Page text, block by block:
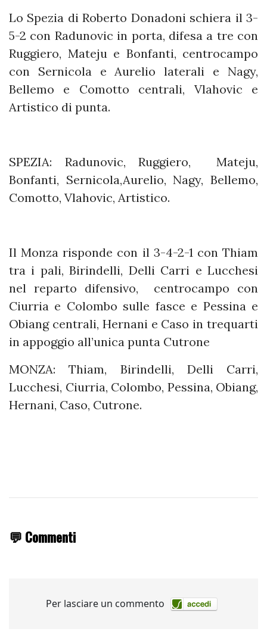
Lo Spezia di Roberto Donadoni schiera il 3-
5-2 con Radunovic in porta, difesa a tre con
Ruggiero, Mateju e Bonfanti, centrocampo
con Sernicola e Aurelio laterali e Nagy,
Bellemo e Comotto centrali, Vlahovic e
Artistico di punta.
SPEZIA: Radunovic, Ruggiero, Mateju,
Bonfanti, Sernicola,Aurelio, Nagy, Bellemo,
Comotto, Vlahovic, Artistico.
Il Monza risponde con il 3-4-2-1 con Thiam
tra i pali, Birindelli, Delli Carri e Lucchesi
nel reparto difensivo, centrocampo con
Ciurria e Colombo sulle fasce e Pessina e
Obiang centrali, Hernani e Caso in trequarti
in appoggio all’unica punta Cutrone
MONZA: Thiam, Birindelli, Delli Carri,
Lucchesi, Ciurria, Colombo, Pessina, Obiang,
Hernani, Caso, Cutrone.
💬 Commenti